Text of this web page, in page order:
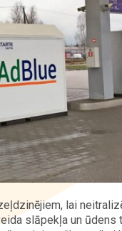
lai
slāpekļa un ūdens